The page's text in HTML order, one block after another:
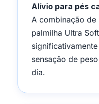
Alívio para pés
A combinação
palmilha Ultra
sensação de
dia.